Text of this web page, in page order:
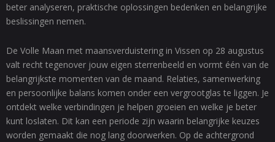
beter analyseren, praktische oplossingen bedenken en belangrijke
beslissingen nemen.
De Volle Maan met maansverduistering in Vissen op 28 augustus
valt recht tegenover jouw eigen sterrenbeeld en vormt één van de
belangrijkste momenten van de maand. Relaties, samenwerking
en persoonlijke balans komen onder een vergrootglas te liggen. Je
ontdekt welke verbindingen je helpen groeien en welke je beter
kunt loslaten. Dit kan een periode zijn waarin belangrijke keuzes
worden gemaakt die nog lang doorwerken. Op de achtergrond